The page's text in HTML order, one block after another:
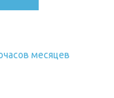
месяцев